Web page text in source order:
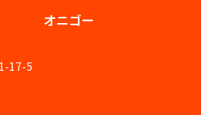
オニゴー
17-5